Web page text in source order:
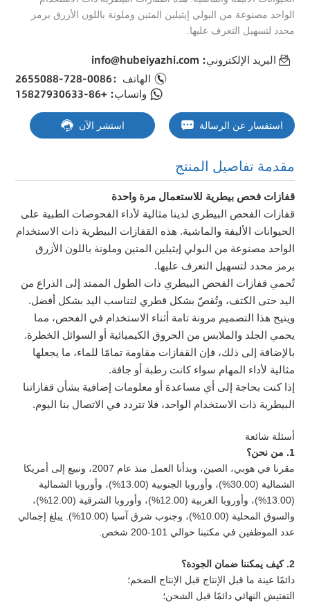
الواحد مصنوعة من البولي إيثيلين المتين وملونة باللون الأزرق برمز
محدد لتسهيل التعرف عليها.
البريد الإلكتروني: info@hubeiyazhi.com
الهاتف：0086-728-2655088
واتساب: +86-15827930633
استفسار عن الرسالة استشر الآن
مقدمة تفاصيل المنتج
قفازات فحص بيطرية للاستعمال مرة واحدة
قفازات الفحص البيطري لدينا مثالية لأداء الفحوصات الطبية على
الحيوانات الأليفة والماشية. هذه القفازات البيطرية ذات الاستخدام
الواحد مصنوعة من البولي إيثيلين المتين وملونة باللون الأزرق
برمز محدد لتسهيل التعرف عليها.
تُحمي قفازات الفحص البيطري ذات الطول الممتد إلى الذراع من
اليد حتى الكتف، وتُقصّ بشكل قطري لتناسب اليد بشكل أفضل.
ويتيح هذا التصميم مرونة تامة أثناء الاستخدام في الفحص، مما
يحمي الجلد والملابس من الحروق الكيميائية أو السوائل الخطرة.
بالإضافة إلى ذلك، فإن القفازات مقاومة تمامًا للماء، ما يجعلها
مثالية لأداء المهام سواء كانت رطبة أو جافة.
إذا كنت بحاجة إلى أي مساعدة أو معلومات إضافية بشأن قفازاتنا
البيطرية ذات الاستخدام الواحد، فلا تتردد في الاتصال بنا اليوم.
أسئلة شائعة
1. من نحن؟
مقرنا في هوبي، الصين، وبدأنا العمل منذ عام 2007، ونبيع إلى أمريكا
الشمالية (30.00%)، وأوروبا الجنوبية (13.00%)، وأوروبا الشمالية
(13.00%)، وأوروبا الغربية (12.00%)، وأوروبا الشرقية (12.00%)،
والسوق المحلية (10.00%)، وجنوب شرق آسيا (10.00%). يبلغ إجمالي
عدد الموظفين في مكتبنا حوالي 101-200 شخص.
2. كيف يمكننا ضمان الجودة؟
دائمًا عينة ما قبل الإنتاج قبل الإنتاج الضخم؛
التفتيش النهائي دائمًا قبل الشحن؛